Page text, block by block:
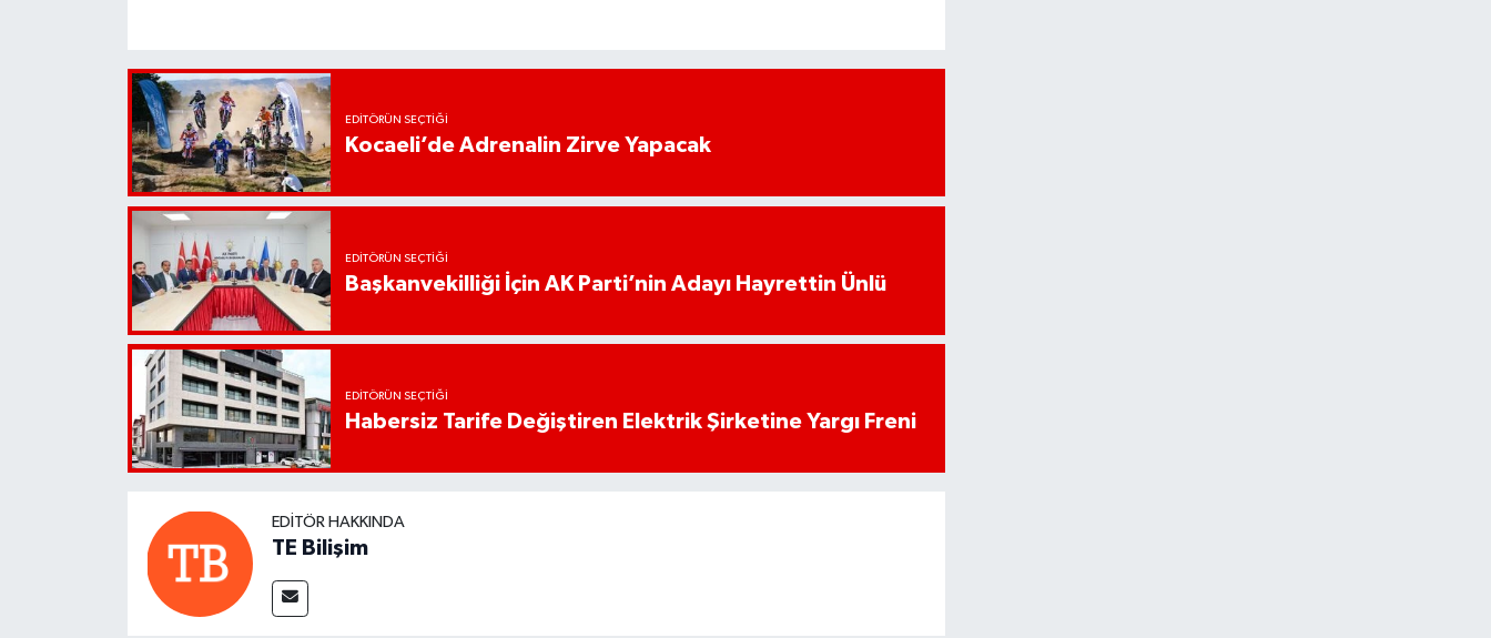
EDITÖRÜN SEÇTIĞI
Kocaeli’de Adrenalin Zirve Yapacak
EDITÖRÜN SEÇTIĞI
Başkanvekilliği İçin AK Parti’nin Adayı Hayrettin Ünlü
EDITÖRÜN SEÇTIĞI
Habersiz Tarife Değiştiren Elektrik Şirketine Yargı Freni
EDITÖR HAKKINDA
TE Bilişim